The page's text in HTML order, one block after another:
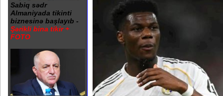
Sabiq sədr
Almaniyada tikinti
biznesinə başlayıb -
Şərikli bina tikir +
FOTO